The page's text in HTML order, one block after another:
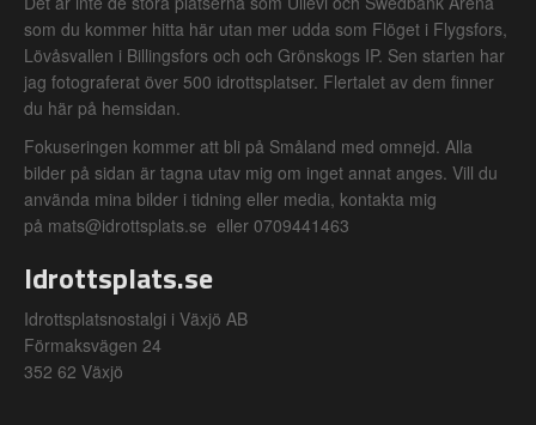
som du kommer hitta här utan mer udda som Flöget i Flygsfors,
Lövåsvallen i Billingsfors och och Grönskogs IP. Sen starten har
jag fotograferat över 500 idrottsplatser. Flertalet av dem finner
du här på hemsidan.
Fokuseringen kommer att bli på Småland med omnejd. Alla
bilder på sidan är tagna utav mig om inget annat anges. Vill du
använda mina bilder i tidning eller media, kontakta mig
på mats@idrottsplats.se eller 0709441463
Idrottsplats.se
Idrottsplatsnostalgi i Växjö AB
Förmaksvägen 24
352 62 Växjö